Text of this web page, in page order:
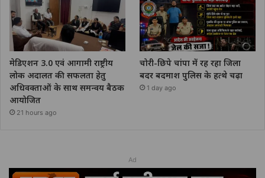
मेडिएशन 3.0 एवं आगामी राष्ट्रीय
लोक अदालत की सफलता हेतु
अधिवक्ताओं के साथ समन्वय बैठक
आयोजित
21 hours ago
चोरी-छिपे चांपा में रह रहा जिला
बदर बदमाश पुलिस के हत्थे चढ़ा
1 day ago
Ad